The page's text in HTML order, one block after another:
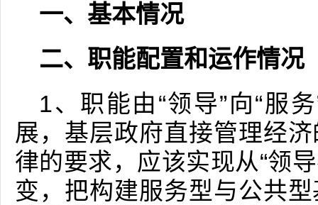
一、基本情况
二、职能配置和运作情况
1、职能由“领导”向“服
展，基层政府直接管理经
律的要求，应该实现从“领
变，把构建服务型与公共